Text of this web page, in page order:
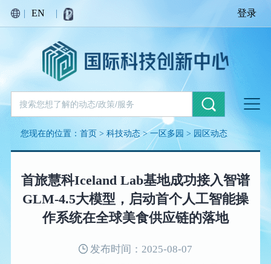
| EN | 登录
您现在的位置：首页 >科技动态>一区多园 > 园区动态
首旅慧科Iceland Lab基地成功接入智谱
GLM-4.5大模型，启动首个人工智能操
作系统在全球美食供应链的落地
发布时间：2025-08-07